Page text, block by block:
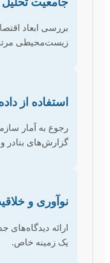
بررسی ابعاد
زیست‌محیطی
استفاده از
رجوع به آمار
گزارش‌های بنادر
نوآوری و
ارائه دیدگاه‌های
یک زمینه خاص.